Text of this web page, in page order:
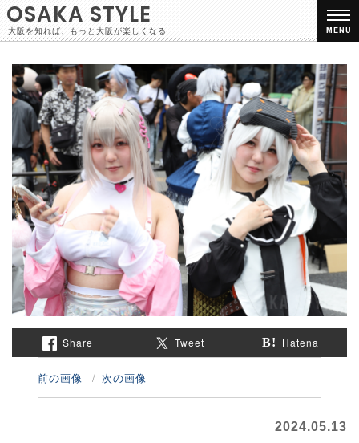
OSAKA STYLE
大阪を知れば、もっと大阪が楽しくなる MENU
Share Tweet Hatena
前の画像 次の画像
2024.05.13